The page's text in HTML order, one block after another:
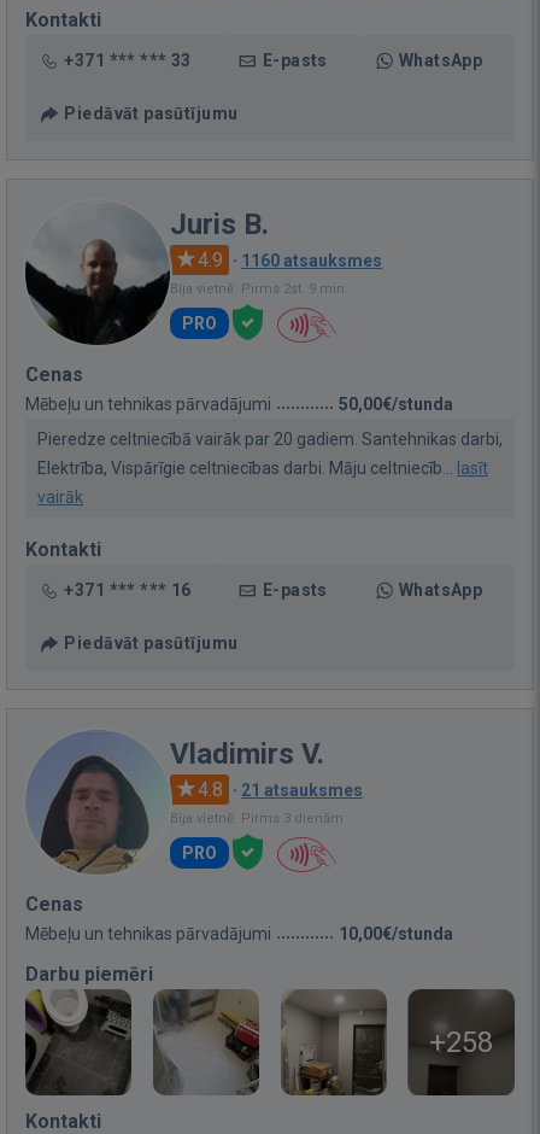
Kontakti
+371 *** *** 33 E-pasts WhatsApp
Piedāvāt pasūtījumu
Juris B.
4.9 · 1160 atsauksmes
Bija vietnē: Pirms 2st. 9 min.
PRO
Cenas
Mēbeļu un tehnikas pārvadājumi
50,00€/stunda
Pieredze celtniecībā vairāk par 20 gadiem. Santehnikas darbi,
Elektrība, Vispārīgie celtniecības darbi. Māju celtniecīb... lasīt
vairāk
Kontakti
+371 *** *** 16 E-pasts WhatsApp
Piedāvāt pasūtījumu
Vladimirs V.
4.8 · 21 atsauksmes
Bija vietnē: Pirms 3 dienām
PRO
Cenas
Mēbeļu un tehnikas pārvadājumi 10,00€/stunda
Darbu piemēri
+258
Kontakti